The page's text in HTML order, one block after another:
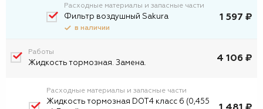
Расходные материалы и запасные части
Фильтр воздушный Sakura
в наличии
1 597 ₽
Работы
Жидкость тормозная. Замена. 4 106 ₽
Расходные материалы и запасные части
Жидкость тормозная DOT4 класс 6 (0,455